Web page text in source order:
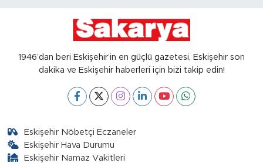
1946’dan beri Eskişehir’in en güçlü gazetesi, Eskişehir son
dakika ve Eskişehir haberleri için bizi takip edin!
Eskişehir Nöbetçi Eczaneler
Eskişehir Hava Durumu
Eskişehir Namaz Vakitleri